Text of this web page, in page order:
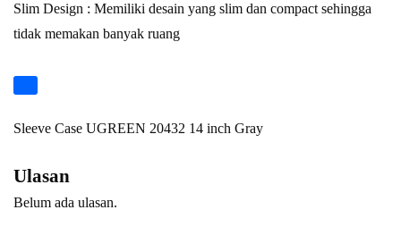
Slim Design : Memiliki desain yang slim dan compact sehingga
tidak memakan banyak ruang
Sleeve Case UGREEN 20432 14 inch Gray
Ulasan
Belum ada ulasan.